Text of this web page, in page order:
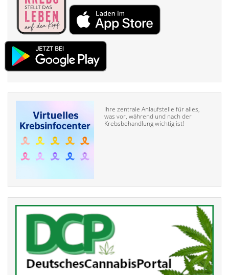
Ihre zentrale Anlaufstelle für alles,
was vor, während und nach der
Krebsbehandlung wichtig ist!